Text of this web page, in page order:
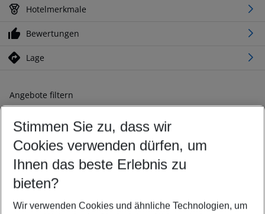
Hotelmerkmale
Bewertungen
Lage
Angebote filtern
Ändern Sie Ihre Kriterien nach Ihren Wünschen
Abflughafen wählen
Beliebiger Abflughafen
Reisezeitraum wählen
10.08.26– 08.08.27 5-8 Nächte
2 Erwachsene Keine Kinder
Stimmen Sie zu, dass wir
Cookies verwenden dürfen, um
Ihnen das beste Erlebnis zu
bieten?
Wir verwenden Cookies und ähnliche Technologien, um